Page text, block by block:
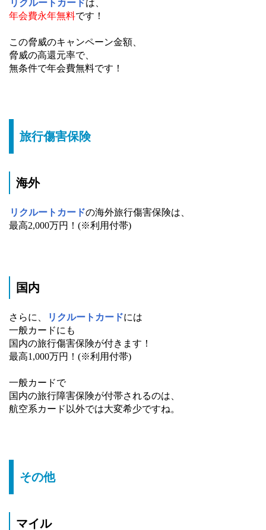
リクルートカードは、
年会費永年無料です！
この脅威のキャンペーン金額、
脅威の高還元率で、
無条件で年会費無料です！
旅行傷害保険
海外
リクルートカードの海外旅行傷害保険は、
最高2,000万円！(※利用付帯)
国内
さらに、 リクルートカードには
一般カードにも
国内の旅行傷害保険が付きます！
最高1,000万円！(※利用付帯)
一般カードで
国内の旅行障害保険が付帯されるのは、
航空系カード以外では大変希少ですね。
その他
マイル